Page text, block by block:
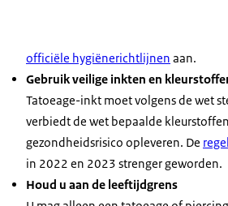
officiële hygiënerichtlijnen aan.
Gebruik veilige inkten en
Tatoeage-inkt moet volgens de wet
verbiedt de wet bepaalde
gezondheidsrisico opleveren. De
in 2022 en 2023 strenger geworden.
Houd u aan de leeftijdgrens